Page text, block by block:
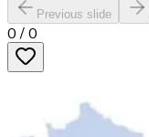
Previous slide
0 / 0